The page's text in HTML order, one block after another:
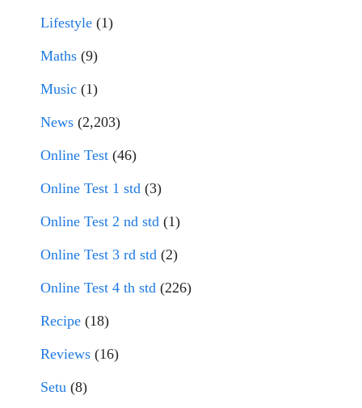
Lifestyle (1)
Maths (9)
Music (1)
News (2,203)
Online Test (46)
Online Test 1 std (3)
Online Test 2 nd std (1)
Online Test 3 rd std (2)
Online Test 4 th std (226)
Recipe (18)
Reviews (16)
Setu (8)